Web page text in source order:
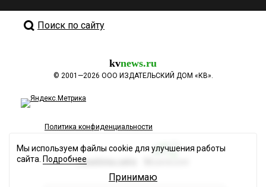
Поиск по сайту
kvnews.ru
© 2001—2026 ООО ИЗДАТЕЛЬСКИЙ ДОМ «КВ».
Политика конфиденциальности
Разработка сайта
Мы используем файлы cookie для улучшения работы
сайта. Подробнее
Принимаю